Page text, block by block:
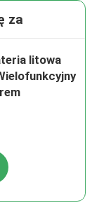
za
litowa